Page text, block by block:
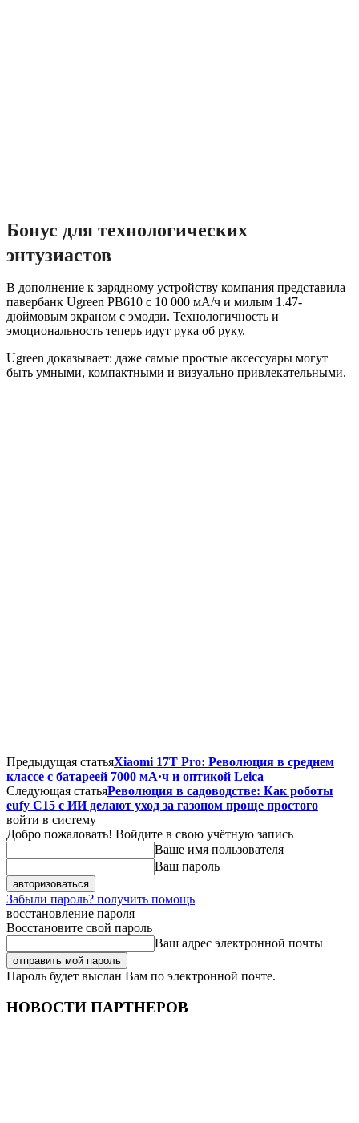
Бонус для технологических
энтузиастов
В дополнение к зарядному устройству компания представила
павербанк Ugreen PB610 с 10 000 мА/ч и милым 1.47-
дюймовым экраном с эмодзи. Технологичность и
эмоциональность теперь идут рука об руку.
Ugreen доказывает: даже самые простые аксессуары могут
быть умными, компактными и визуально привлекательными.
Предыдущая статьяXiaomi 17T Pro: Революция в среднем
классе с батареей 7000 мА·ч и оптикой Leica
Следующая статьяРеволюция в садоводстве: Как роботы
eufy C15 с ИИ делают уход за газоном проще простого
войти в систему
Добро пожаловать! Войдите в свою учётную запись
Ваше имя пользователя
Ваш пароль
Забыли пароль? получить помощь
восстановление пароля
Восстановите свой пароль
Ваш адрес электронной почты
Пароль будет выслан Вам по электронной почте.
НОВОСТИ ПАРТНЕРОВ